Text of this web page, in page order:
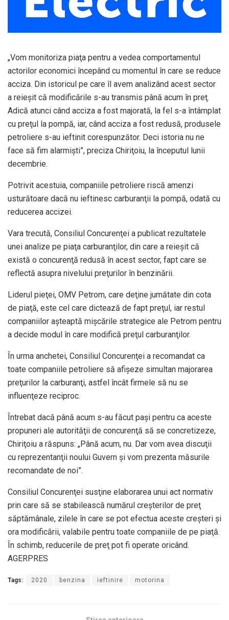
„Vom monitoriza piaţa pentru a vedea comportamentul
actorilor economici începând cu momentul în care se reduce
acciza. Din istoricul pe care îl avem analizând acest sector
a reieşit că modificările s-au transmis până acum în preţ.
Adică atunci când acciza a fost majorată, la fel s-a întâmplat
cu preţul la pompă, iar, când acciza a fost redusă, produsele
petroliere s-au ieftinit corespunzător. Deci istoria nu ne
face să fim alarmişti”, preciza Chiriţoiu, la începutul lunii
decembrie.
Potrivit acestuia, companiile petroliere riscă amenzi
usturătoare dacă nu ieftinesc carburanţii la pompă, odată cu
reducerea accizei.
Vara trecută, Consiliul Concurenţei a publicat rezultatele
unei analize pe piaţa carburanţilor, din care a reieşit că
există o concurenţă redusă în acest sector, fapt care se
reflectă asupra nivelului preţurilor în benzinării.
Liderul pieţei, OMV Petrom, care deţine jumătate din cota
de piaţă, este cel care dictează de fapt preţul, iar restul
companiilor aşteaptă mişcările strategice ale Petrom pentru
a decide modul în care modifică preţul carburanţilor.
În urma anchetei, Consiliul Concurenţei a recomandat ca
toate companiile petroliere să afişeze simultan majorarea
preţurilor la carburanţi, astfel încât firmele să nu se
influenţeze reciproc.
Întrebat dacă până acum s-au făcut paşi pentru ca aceste
propuneri ale autorităţii de concurenţă să se concretizeze,
Chiriţoiu a răspuns: „Până acum, nu. Dar vom avea discuţii
cu reprezentanţii noului Guvern şi vom prezenta măsurile
recomandate de noi”.
Consiliul Concurenţei susţine elaborarea unui act normativ
prin care să se stabilească numărul creşterilor de preţ
săptămânale, zilele în care se pot efectua aceste creşteri şi
ora modificării, valabile pentru toate companiile de pe piaţă.
În schimb, reducerile de preţ pot fi operate oricând.
AGERPRES
Tags: 2020 benzina ieftinire motorina